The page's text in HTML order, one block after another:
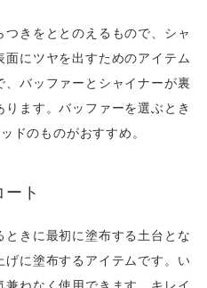
きをととのえるもので、シャ
にツヤを出すためのアイテム
バッファーとシャイナーが裏
ます。バッファーを選ぶとき
ドのものがおすすめ。
ト
きに最初に塗布する土台とな
げに塗布するアイテムです。い
ねなく使用できます。キレイ